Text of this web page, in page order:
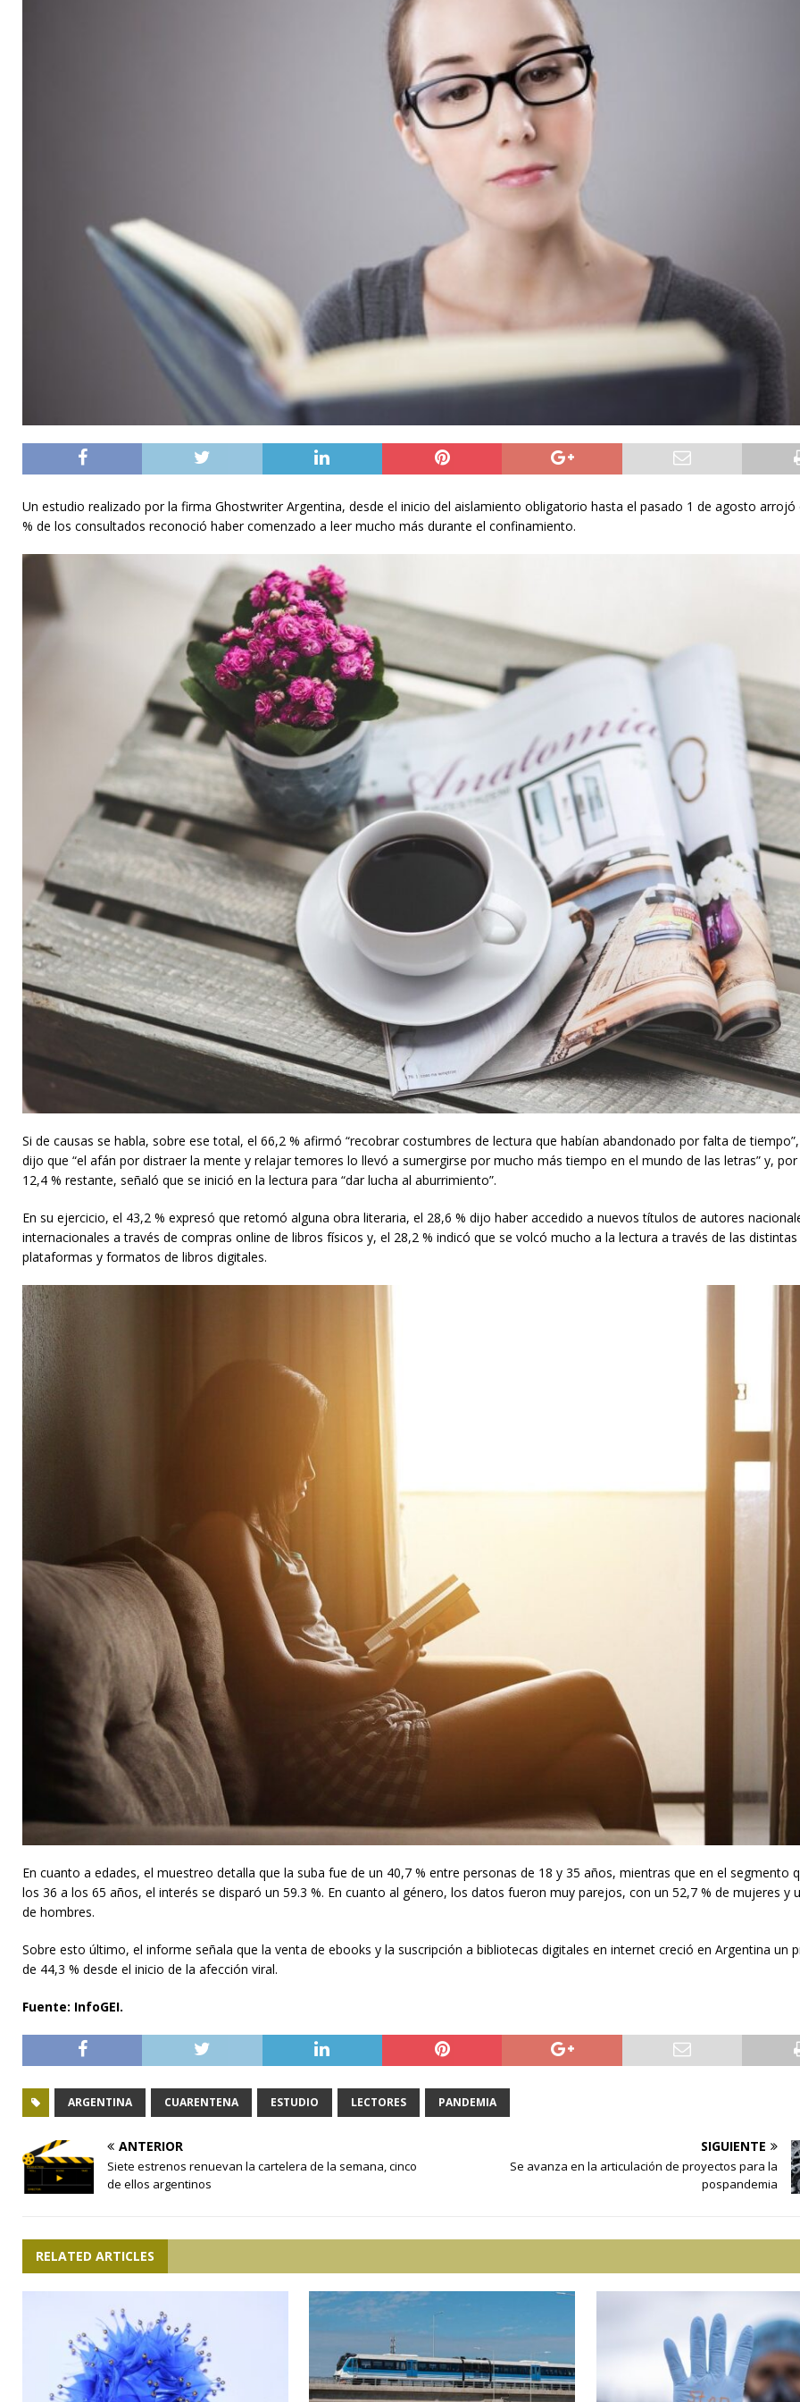
Un estudio realizado por la firma Ghostwriter Argentina, desde el inicio del aislamiento obligatorio hasta el pasado 1 de agosto arrojó
% de los consultados reconoció haber comenzado a leer mucho más durante el confinamiento.
Si de causas se habla, sobre ese total, el 66,2 % afirmó “recobrar costumbres de lectura que habían abandonado por falta de
dijo que “el afán por distraer la mente y relajar temores lo llevó a sumergirse por mucho más tiempo en el mundo de las letras” y,
12,4 % restante, señaló que se inició en la lectura para “dar lucha al aburrimiento”.
En su ejercicio, el 43,2 % expresó que retomó alguna obra literaria, el 28,6 % dijo haber accedido a nuevos títulos de autores
internacionales a través de compras online de libros físicos y, el 28,2 % indicó que se volcó mucho a la lectura a través de las distintas
plataformas y formatos de libros digitales.
En cuanto a edades, el muestreo detalla que la suba fue de un 40,7 % entre personas de 18 y 35 años, mientras que en el segmento
los 36 a los 65 años, el interés se disparó un 59.3 %. En cuanto al género, los datos fueron muy parejos, con un 52,7 % de mujeres y
de hombres.
Sobre esto último, el informe señala que la venta de ebooks y la suscripción a bibliotecas digitales en internet creció en Argentina un
de 44,3 % desde el inicio de la afección viral.
Fuente: InfoGEI.
ARGENTINA CUARENTENA ESTUDIO LECTORES PANDEMIA
ANTERIOR
Siete estrenos renuevan la cartelera de la semana, cinco
de ellos argentinos
SIGUIENTE
Se avanza en la articulación de proyectos para la
pospandemia
RELATED ARTICLES